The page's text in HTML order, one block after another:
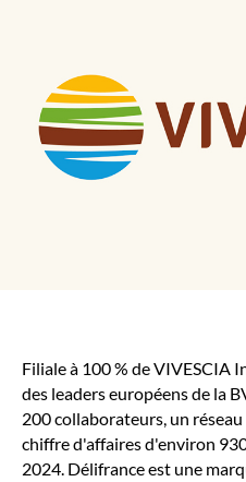
Filiale à 100 % de VIVESCIA
des leaders européens de la
200 collaborateurs, un
chiffre d'affaires d'environ
2024. Délifrance est une